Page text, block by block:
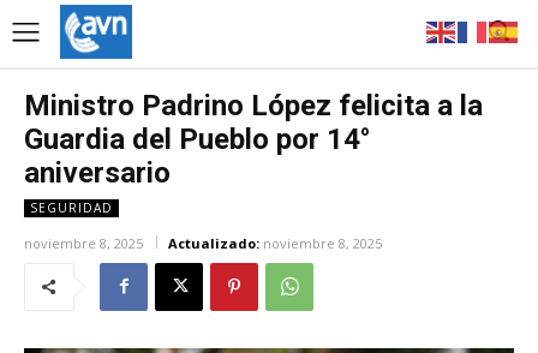
Ministro Padrino López felicita a la
Guardia del Pueblo por 14°
aniversario
SEGURIDAD
noviembre 8, 2025 Actualizado: noviembre 8, 2025